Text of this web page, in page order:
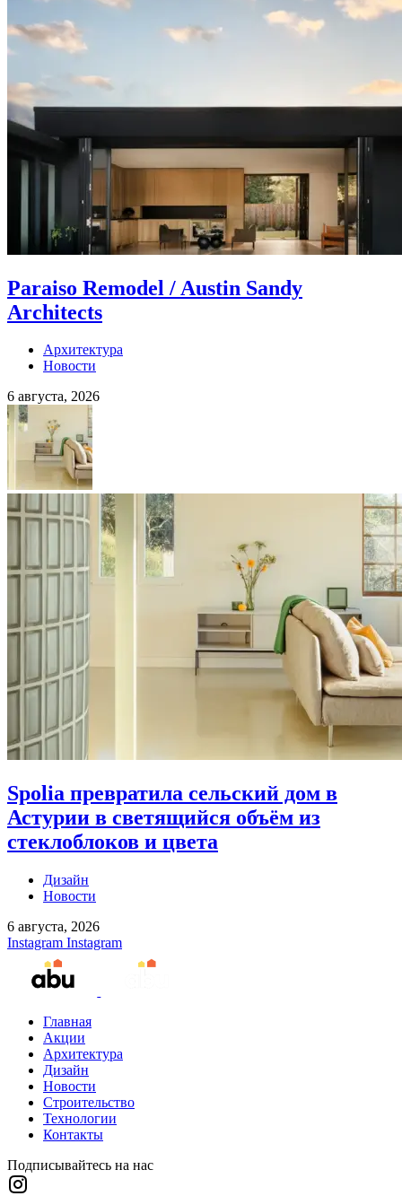
Paraiso Remodel / Austin Sandy
Architects
Архитектура
Новости
6 августа, 2026
Spolia превратила сельский дом в
Астурии в светящийся объём из
стеклоблоков и цвета
Дизайн
Новости
6 августа, 2026
Instagram Instagram
Главная
Акции
Архитектура
Дизайн
Новости
Строительство
Технологии
Контакты
Подписывайтесь на нас